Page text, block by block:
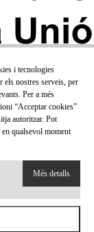
i tecnologies
els nostres serveis, per
Per a més
“Acceptar cookies”
autoritzar. Pot
qualsevol moment
Més detalls